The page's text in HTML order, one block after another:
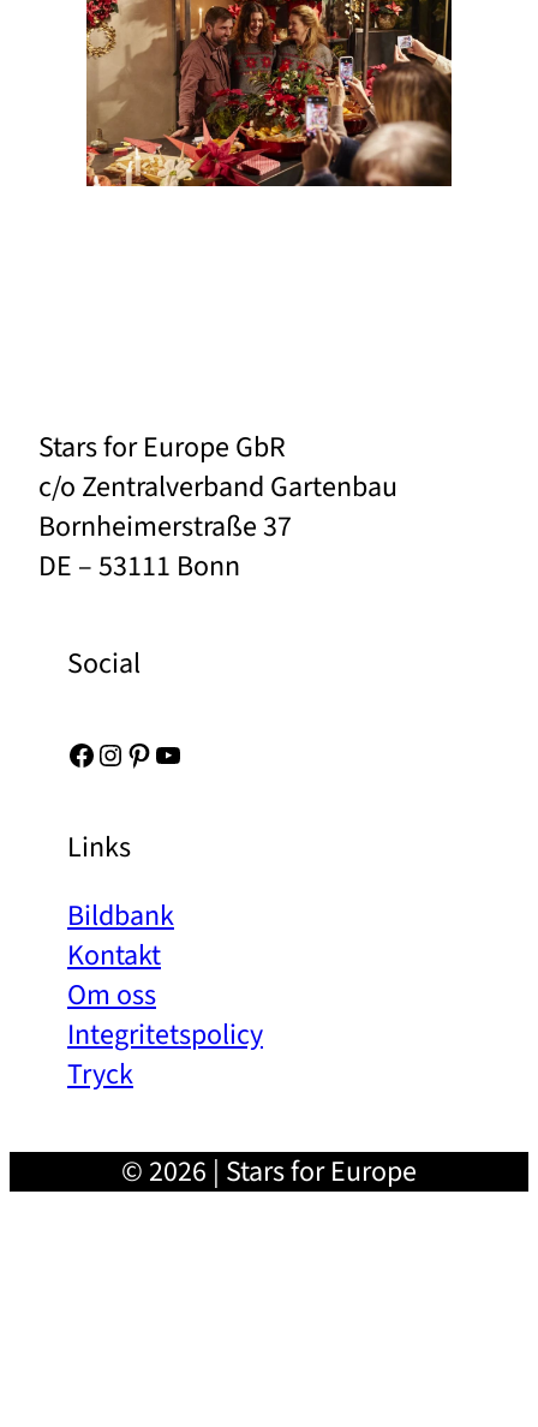
Stars for Europe GbR
c/o Zentralverband Gartenbau
Bornheimerstraße 37
DE – 53111 Bonn
Social
Facebook Instagram Pinterest YouTube
Links
Bildbank
Kontakt
Om oss
Integritetspolicy
Tryck
© 2026 | Stars for Europe